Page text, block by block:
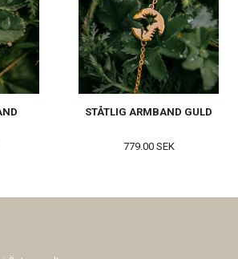
STÅTLIG ARMBAND GULD
779.00 SEK